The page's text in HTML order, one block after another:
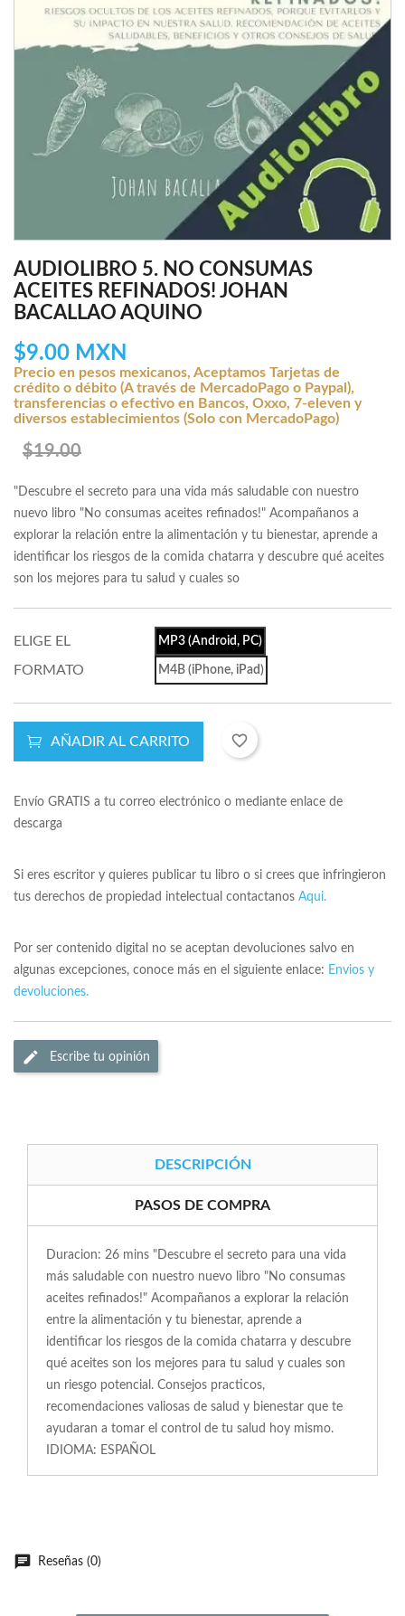
AUDIOLIBRO 5. NO CONSUMAS
ACEITES REFINADOS! JOHAN
BACALLAO AQUINO
$9.00 MXN
Precio en pesos mexicanos, Aceptamos Tarjetas de
crédito o débito (A través de MercadoPago o Paypal),
transferencias o efectivo en Bancos, Oxxo, 7-eleven y
diversos establecimientos (Solo con MercadoPago)
$19.00
"Descubre el secreto para una vida más saludable con nuestro
nuevo libro "No consumas aceites refinados!" Acompañanos a
explorar la relación entre la alimentación y tu bienestar, aprende a
identificar los riesgos de la comida chatarra y descubre qué aceites
son los mejores para tu salud y cuales so
ELIGE EL
FORMATO
MP3 (Android, PC)
M4B (iPhone, iPad)
AÑADIR AL CARRITO favorite_border
Envío GRATIS a tu correo electrónico o mediante enlace de
descarga
Si eres escritor y quieres publicar tu libro o si crees que infringieron
tus derechos de propiedad intelectual contactanos Aqui.
Por ser contenido digital no se aceptan devoluciones salvo en
algunas excepciones, conoce más en el siguiente enlace: Envios y
devoluciones.
Escribe tu opinión
DESCRIPCIÓN
PASOS DE COMPRA
Duracion: 26 mins "Descubre el secreto para una vida
más saludable con nuestro nuevo libro "No consumas
aceites refinados!" Acompañanos a explorar la relación
entre la alimentación y tu bienestar, aprende a
identificar los riesgos de la comida chatarra y descubre
qué aceites son los mejores para tu salud y cuales son
un riesgo potencial. Consejos practicos,
recomendaciones valiosas de salud y bienestar que te
ayudaran a tomar el control de tu salud hoy mismo.
IDIOMA: ESPAÑOL
Reseñas (0)